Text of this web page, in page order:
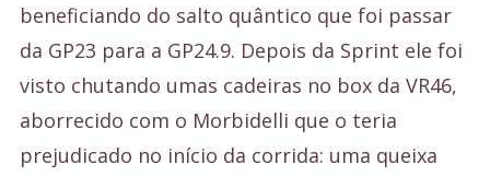
beneficiando do salto quântico que foi passar
da GP23 para a GP24.9. Depois da Sprint ele foi
visto chutando umas cadeiras no box da VR46,
aborrecido com o Morbidelli que o teria
prejudicado no início da corrida: uma queixa